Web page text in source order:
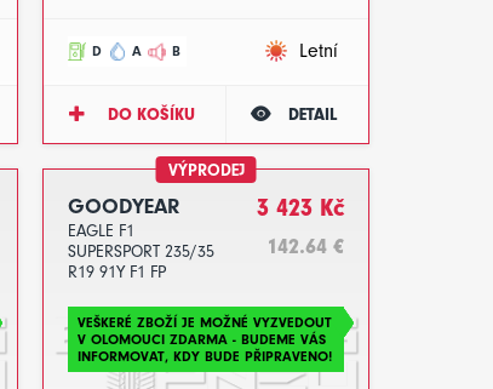
D A B Letní
DO KOŠÍKU DETAIL
VÝPRODEJ
GOODYEAR
EAGLE F1
SUPERSPORT 235/35
R19 91Y F1 FP
3 423 Kč
142.64 €
VEŠKERÉ ZBOŽÍ JE MOŽNÉ VYZVEDOUT
V OLOMOUCI ZDARMA - BUDEME VÁS
INFORMOVAT, KDY BUDE PŘIPRAVENO!